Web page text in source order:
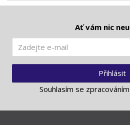
Ať vám nic
Přihlásit
Souhlasím se